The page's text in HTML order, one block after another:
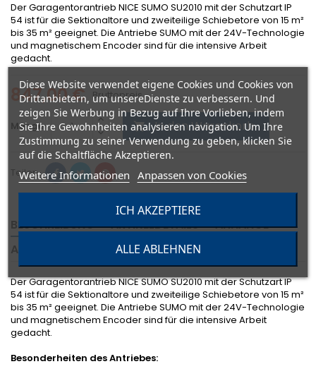
Der Garagentorantrieb NICE SUMO SU2010 mit der Schutzart IP
54 ist für die Sektionaltore und zweiteilige Schiebetore von 15 m²
bis 35 m² geeignet. Die Antriebe SUMO mit der 24V-Technologie
und magnetischem Encoder sind für die intensive Arbeit
gedacht.
847,00 € Bruttopreis
Menge  In den Warenkorb
Teilen
BESCHREIBUNG ARTIKELDETAILS
ANHÄNGE
ANGABEN ZUR PRODUKTSICHERHEIT
Der Garagentorantrieb NICE SUMO SU2010 mit der Schutzart IP
54 ist für die Sektionaltore und zweiteilige Schiebetore von 15 m²
bis 35 m² geeignet. Die Antriebe SUMO mit der 24V-Technologie
und magnetischem Encoder sind für die intensive Arbeit
gedacht.
Besonderheiten des Antriebes:
Diese Website verwendet eigene Cookies und Cookies von
Drittanbietern, um unsereDienste zu verbessern. Und
zeigen Sie Werbung in Bezug auf Ihre Vorlieben, indem
Sie Ihre Gewohnheiten analysieren navigation. Um Ihre
Zustimmung zu seiner Verwendung zu geben, klicken Sie
auf die Schaltfläche Akzeptieren.
Weitere Informationen Anpassen von Cookies
ALLE ABLEHNEN
ICH AKZEPTIERE